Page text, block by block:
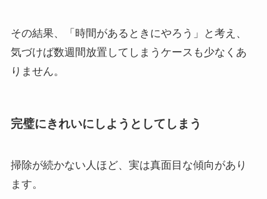
その結果、「時間があるときにやろう」と考え、
気づけば数週間放置してしまうケースも少なくあ
りません。
完璧にきれいにしようとしてしまう
掃除が続かない人ほど、実は真面目な傾向があり
ます。